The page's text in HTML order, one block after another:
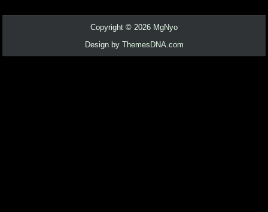
Copyright © 2026 MgNyo
Design by ThemesDNA.com